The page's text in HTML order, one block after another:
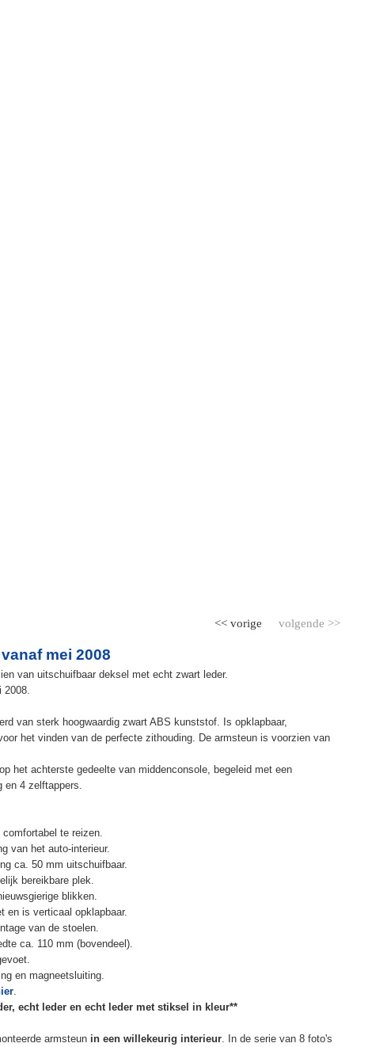
volgende >>
<< vorige
mei 2008
van uitschuifbaar deksel met echt zwart leder.
van sterk hoogwaardig zwart ABS kunststof. Is opklapbaar,
het vinden van de perfecte zithouding. De armsteun is voorzien van
het achterste gedeelte van middenconsole, begeleid met een
4 zelftappers.
te reizen.
van het auto-interieur.
ca. 50 mm uitschuifbaar.
bereikbare plek.
blikken.
en is verticaal opklapbaar.
van de stoelen.
ca. 110 mm (bovendeel).
en magneetsluiting.
.
echt leder en echt leder met stiksel in kleur**
armsteun in een willekeurig interieur. In de serie van 8 foto's